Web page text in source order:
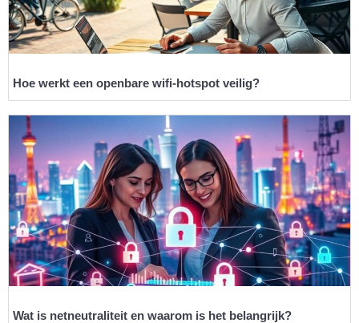
Hoe werkt een openbare wifi-hotspot veilig?
Wat is netneutraliteit en waarom is het belangrijk?